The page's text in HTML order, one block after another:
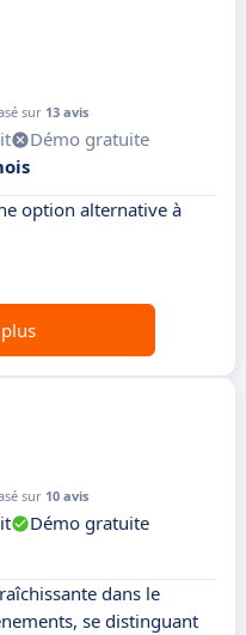
sur 13 avis
Démo gratuite
option alternative à
sur 10 avis
Démo gratuite
dans le
se distinguant